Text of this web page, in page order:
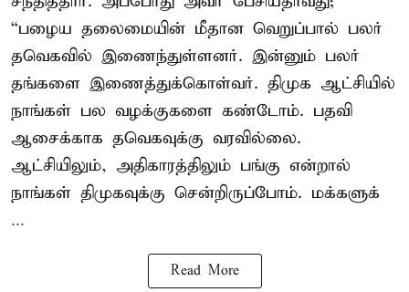
“பழைய தலைமையின் மீதான வெறுப்பால் பலர்
தவெகவில் இணைந்துள்ளனர். இன்னும் பலர்
தங்களை இணைத்துக்கொள்வர். திமுக ஆட்சியில்
நாங்கள் பல வழக்குகளை கண்டோம். பதவி
ஆசைக்காக தவெகவுக்கு வரவில்லை.
ஆட்சியிலும், அதிகாரத்திலும் பங்கு என்றால்
நாங்கள் திமுகவுக்கு சென்றிருப்போம். மக்களுக்
...
Read More